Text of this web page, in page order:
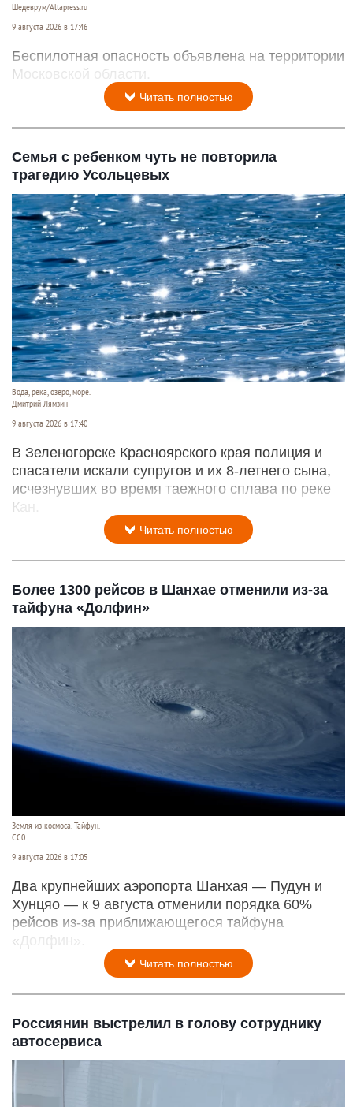
Шедеврум/Altapress.ru
9 августа 2026 в 17:46
Беспилотная опасность объявлена на территории
Московской области.
Читать полностью
Семья с ребенком чуть не повторила
трагедию Усольцевых
Вода, река, озеро, море.
Дмитрий Лямзин
9 августа 2026 в 17:40
В Зеленогорске Красноярского края полиция и
спасатели искали супругов и их 8-летнего сына,
исчезнувших во время таежного сплава по реке
Кан.
Читать полностью
Более 1300 рейсов в Шанхае отменили из-за
тайфуна «Долфин»
Земля из космоса. Тайфун.
СС0
9 августа 2026 в 17:05
Два крупнейших аэропорта Шанхая — Пудун и
Хунцяо — к 9 августа отменили порядка 60%
рейсов из-за приближающегося тайфуна
«Долфин».
Читать полностью
Россиянин выстрелил в голову сотруднику
автосервиса